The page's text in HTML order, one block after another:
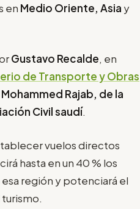
en Medio Oriente, Asia y
Gustavo Recalde, en
de Transporte y Obras
Mohammed Rajab, de la
Civil saudí.
vuelos directos
hasta en un 40 % los
región y potenciará el